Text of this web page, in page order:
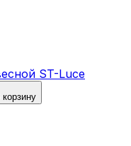
ST-Luce
корзину